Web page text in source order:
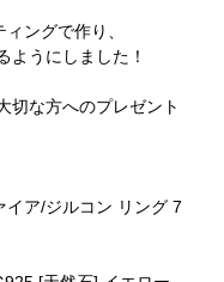
ングで作り、
ようにしました！
切な方へのプレゼント
ア/ジルコン リング 7